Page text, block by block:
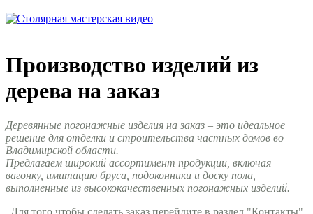
Производство изделий из
дерева на заказ
Деревянные погонажные изделия на заказ – это идеальное
решение для отделки и строительства частных домов во
Владимирской области.
Предлагаем широкий ассортимент продукции, включая
вагонку, имитацию бруса, подоконники и доску пола,
выполненные из высококачественных погонажных изделий.
Для того чтобы сделать заказ перейдите в раздел "Контакты"